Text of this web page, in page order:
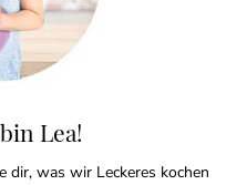
Lea!
dir, was wir Leckeres kochen